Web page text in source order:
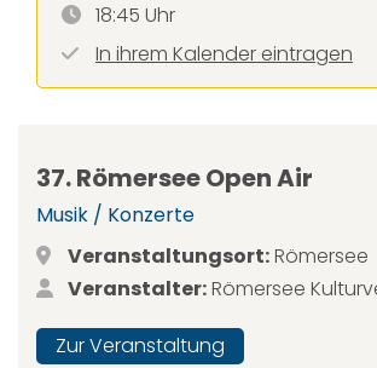
18:45 Uhr
In ihrem Kalender eintragen
37. Römersee Open Air
Musik / Konzerte
Veranstaltungsort:Römersee
Veranstalter:Römersee
Zur Veranstaltung